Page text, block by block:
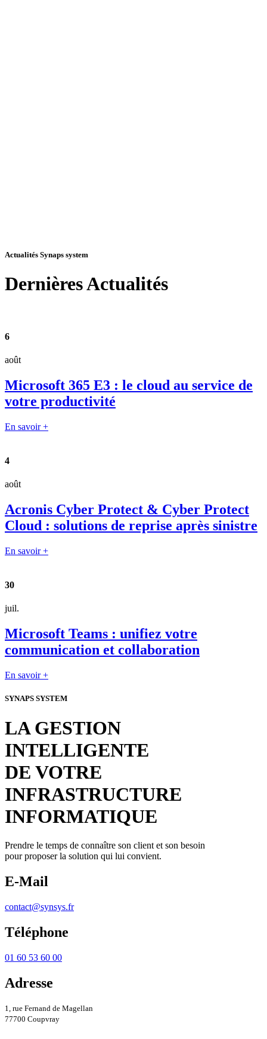
Actualités Synaps system
DernièresActualités
6
août
Microsoft 365 E3 : le cloud au service de
votre productivité
En savoir +
4
août
Acronis Cyber Protect & Cyber Protect
Cloud : solutions de reprise après sinistre
En savoir +
30
juil.
Microsoft Teams : unifiez votre
communication et collaboration
En savoir +
SYNAPS SYSTEM
LA GESTION
INTELLIGENTE
DE VOTRE
INFRASTRUCTURE
INFORMATIQUE
Prendre le temps de connaître son client et son besoin
pour proposer la solution qui lui convient.
E-Mail
contact@synsys.fr
Téléphone
01 60 53 60 00
Adresse
1, rue Fernand de Magellan
77700 Coupvray